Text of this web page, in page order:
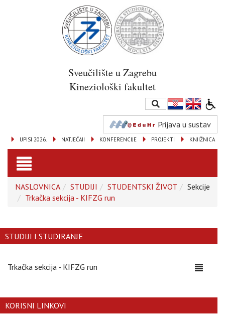
Sveučilište u Zagrebu
Kineziološki fakultet
Prijava u sustav
KNJIŽNICA
PROJEKTI
KONFERENCIJE
NATJEČAJI
UPISI 2026.
Toggle
navigation
NASLOVNICA STUDIJI STUDENTSKI ŽIVOT
Sekcije
Trkačka sekcija - KIFZG run
STUDIJI I STUDIRANJE
Trkačka sekcija - KIFZG run
KORISNI LINKOVI